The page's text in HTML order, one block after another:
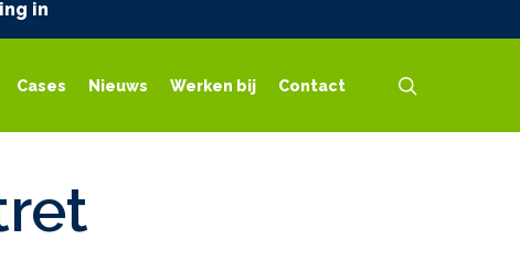
in
Cases Nieuws Werken bij Contact